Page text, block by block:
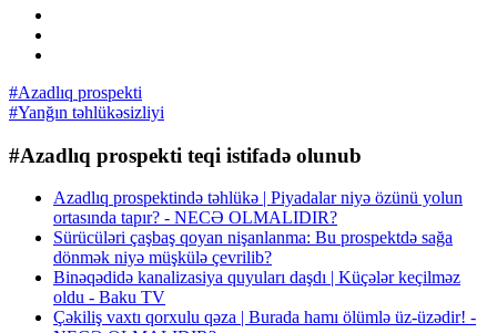
#Azadlıq prospekti
#Yanğın təhlükəsizliyi
#Azadlıq prospekti teqi istifadə olunub
Azadlıq prospektində təhlükə | Piyadalar niyə özünü yolun
ortasında tapır? - NECƏ OLMALIDIR?
Sürücüləri çaşbaş qoyan nişanlanma: Bu prospektdə sağa
dönmək niyə müşkülə çevrilib?
Binəqədidə kanalizasiya quyuları daşdı | Küçələr keçilməz
oldu - Baku TV
Çəkiliş vaxtı qorxulu qəza | Burada hamı ölümlə üz-üzədir! -